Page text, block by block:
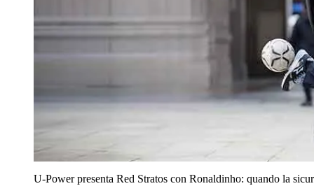
U‑Power presenta Red Stratos con Ronaldinho: quando la